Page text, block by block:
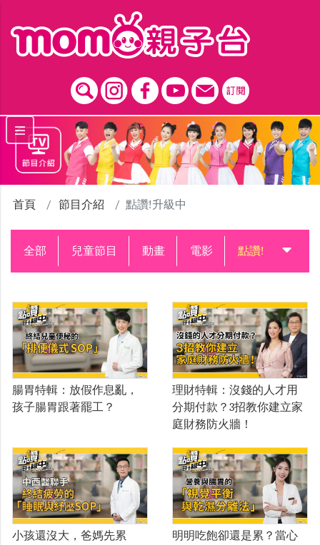
首頁 節目介紹 點讚!升級中
全部 兒童節目 動畫 電影 點讚!升級中
腸胃特輯：放假作息亂，
孩子腸胃跟著罷工？
理財特輯：沒錢的人才用
分期付款？3招教你建立家
庭財務防火牆！
小孩還沒大，爸媽先累
明明吃飽卻還是累？當心